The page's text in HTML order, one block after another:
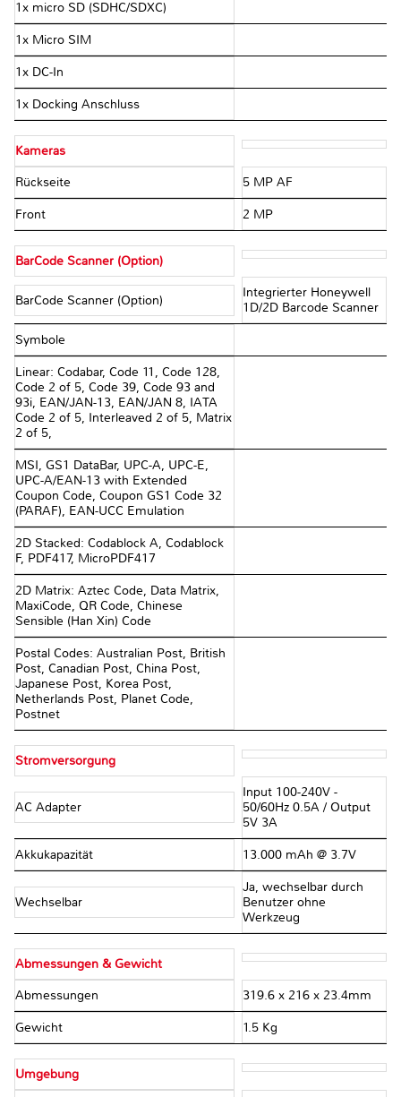
1x micro SD (SDHC/SDXC)
1x Micro SIM
1x DC-In
1x Docking Anschluss
Kameras
Rückseite 5 MP AF
Front 2 MP
BarCode Scanner (Option)
BarCode Scanner (Option)
Integrierter Honeywell
1D/2D Barcode Scanner
Symbole
Linear: Codabar, Code 11, Code 128,
Code 2 of 5, Code 39, Code 93 and
93i, EAN/JAN-13, EAN/JAN 8, IATA
Code 2 of 5, Interleaved 2 of 5, Matrix
2 of 5,
MSI, GS1 DataBar, UPC-A, UPC-E,
UPC-A/EAN-13 with Extended
Coupon Code, Coupon GS1 Code 32
(PARAF), EAN-UCC Emulation
2D Stacked: Codablock A, Codablock
F, PDF417, MicroPDF417
2D Matrix: Aztec Code, Data Matrix,
MaxiCode, QR Code, Chinese
Sensible (Han Xin) Code
Postal Codes: Australian Post, British
Post, Canadian Post, China Post,
Japanese Post, Korea Post,
Netherlands Post, Planet Code,
Postnet
Stromversorgung
AC Adapter
Input 100-240V -
50/60Hz 0.5A / Output
5V 3A
Akkukapazität 13.000 mAh @ 3.7V
Wechselbar
Ja, wechselbar durch
Benutzer ohne
Werkzeug
Abmessungen & Gewicht
Abmessungen 319.6 x 216 x 23.4mm
Gewicht 1.5 Kg
Umgebung